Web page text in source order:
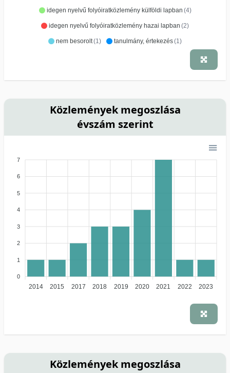
idegen nyelvű folyóiratközlemény külföldi lapban (4)
idegen nyelvű folyóiratközlemény hazai lapban (2)
nem besorolt(1) tanulmány, értekezés(1)
Közlemények megoszlása
évszám szerint
7
6
5
4
3
2
1
0
2014 2015 2017 2018 2019 2020 2021 2022 2023
Közlemények megoszlása